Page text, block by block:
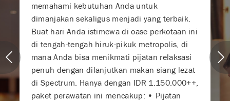
memahami kebutuhan Anda untuk
dimanjakan sekaligus menjadi yang terbaik.
Buat hari Anda istimewa di oase perkotaan ini
di tengah-tengah hiruk-pikuk metropolis, di
mana Anda bisa menikmati pijatan relaksasi
penuh dengan dilanjutkan makan siang lezat
di Spectrum. Hanya dengan IDR 1.150.000++,
paket perawatan ini mencakup: • Pijatan